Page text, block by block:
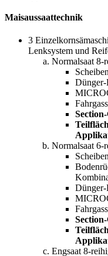
Maisaussaattechnik
3
Lenksystem und
Normalsaat 8-
Normalsaat 6-
Dünger-
Engsaat 8-